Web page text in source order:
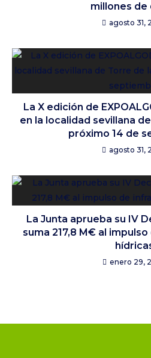
millones de
agosto 31,
La X edición de
en la localidad sevillana
próximo 14 de
agosto 31,
La Junta aprueba su IV
suma 217,8 M€ al
enero 29,